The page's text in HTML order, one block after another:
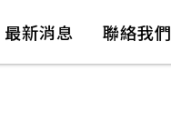
最新消息 聯絡我們